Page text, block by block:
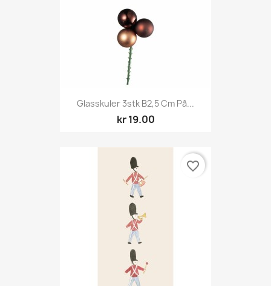
Glasskuler 3stk B2,5 Cm På...
kr 19.00
favorite_border